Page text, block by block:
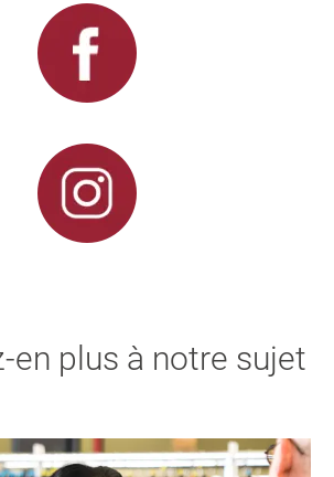
en plus à notre sujet